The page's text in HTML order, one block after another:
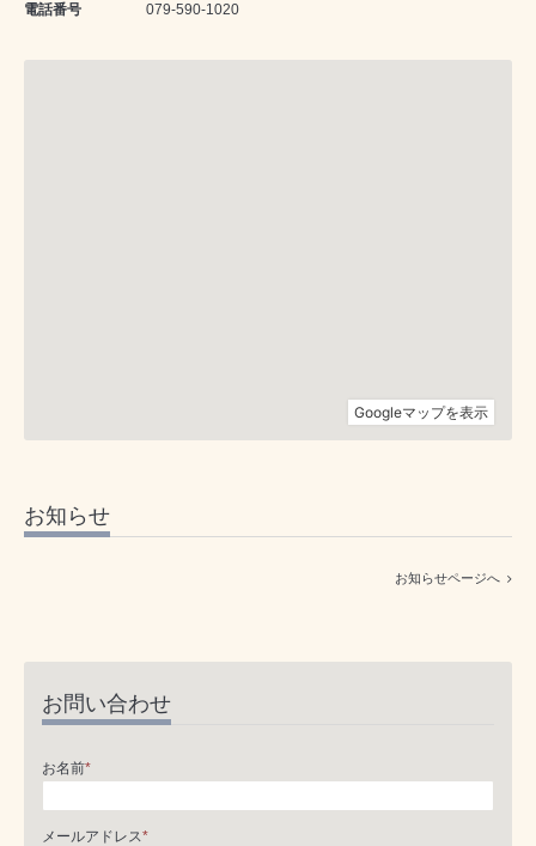
電話番号 079-590-1020
お知らせ
お知らせページへ
お問い合わせ
お名前*
メールアドレス*